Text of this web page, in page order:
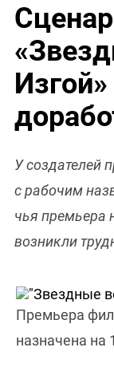
У создателей
с рабочим
чья премьера
возникли
Премьера
назначена на